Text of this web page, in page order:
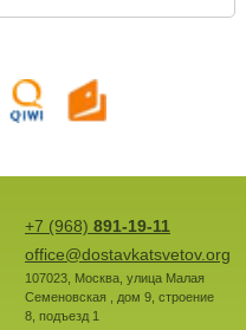
+7 (968) 891-19-11
office@dostavkatsvetov.org
107023, Москва, улица Малая
Семеновская , дом 9, строение
8, подъезд 1